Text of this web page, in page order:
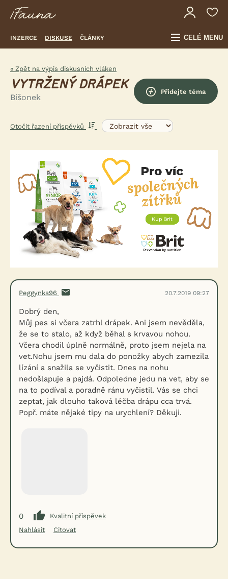
INZERCE DISKUSE ČLÁNKY CELÉ MENU
« Zpět na výpis diskusních vláken
VYTRŽENÝ DRÁPEK
Bišonek
Přidejte téma
Otočit řazení příspěvků
Peggynka96 20.7.2019 09:27
Dobrý den,
Můj pes si včera zatrhl drápek. Ani jsem nevěděla,
že se to stalo, až když běhal s krvavou nohou.
Včera chodil úplně normálně, proto jsem nejela na
vet.Nohu jsem mu dala do ponožky abych zamezila
lízání a snažila se vyčistit. Dnes na nohu
nedošlapuje a pajdá. Odpoledne jedu na vet, aby se
na to podíval a poradně ránu vyčistil. Vás se chci
zeptat, jak dlouho taková léčba drápu cca trvá.
Popř. máte nějaké tipy na urychlení? Děkuji.
0
Kvalitní příspěvek
Nahlásit
Citovat